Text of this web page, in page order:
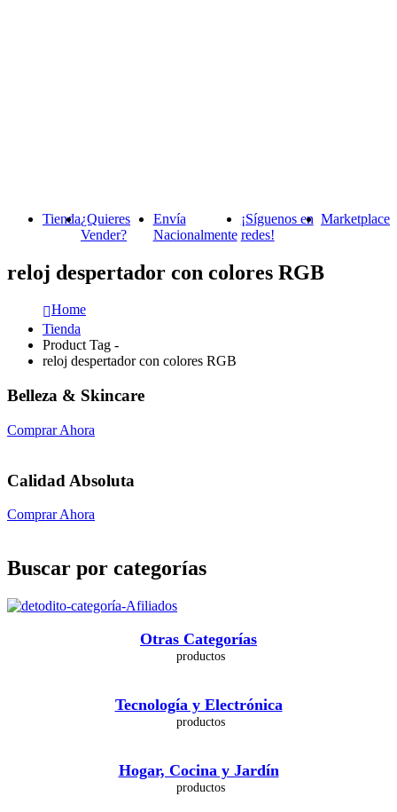
Tienda¿Quieres
Vender?
Envía
Nacionalmente
¡Síguenos en
redes!
Marketplace
reloj despertador con colores RGB
Home
Tienda
Product Tag -
reloj despertador con colores RGB
Belleza & Skincare
Comprar Ahora
Calidad Absoluta
Comprar Ahora
Buscar por categorías
Otras Categorías
Tecnología y Electrónica
Hogar, Cocina y Jardín